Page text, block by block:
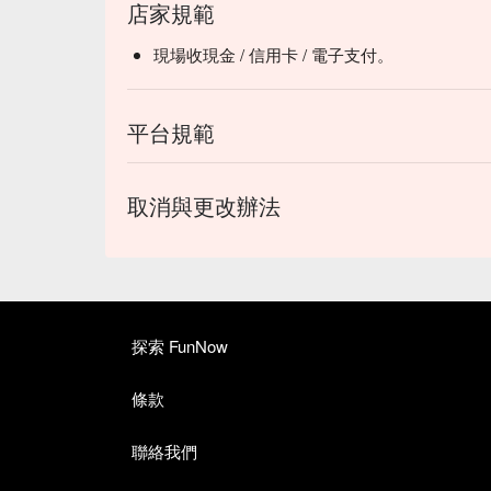
店家規範
現場收現金 / 信用卡 / 電子支付。
平台規範
取消與更改辦法
探索 FunNow
條款
聯絡我們